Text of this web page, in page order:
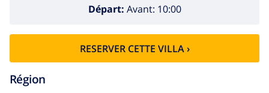
Départ: Avant: 10:00
RESERVER CETTE VILLA ›
Région